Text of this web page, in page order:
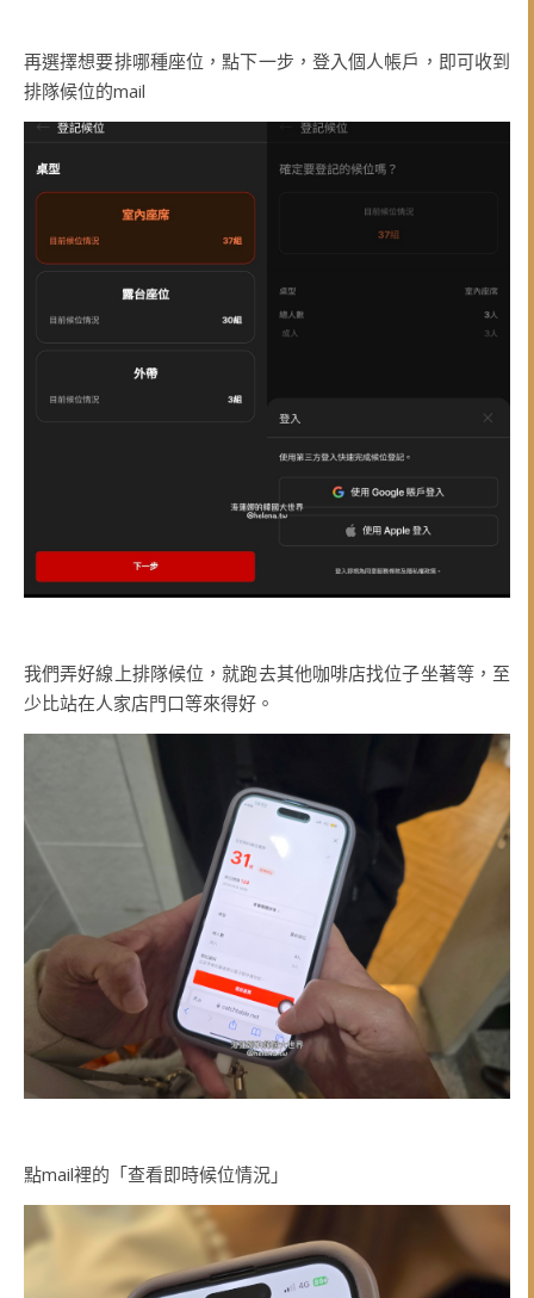
再選擇想要排哪種座位，點下一步，登入個人帳戶，即可收到
排隊候位的mail
我們弄好線上排隊候位，就跑去其他咖啡店找位子坐著等，至
少比站在人家店門口等來得好。
點mail裡的「查看即時候位情況」